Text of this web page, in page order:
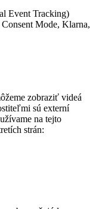
Event Tracking)
Mode, Klarna,
zobraziť videá
sú externí
na tejto
strán: